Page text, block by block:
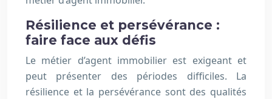
Résilience et persévérance :
faire face aux défis
Le métier d’agent immobilier est exigeant et
peut présenter des périodes difficiles. La
résilience et la persévérance sont des qualités